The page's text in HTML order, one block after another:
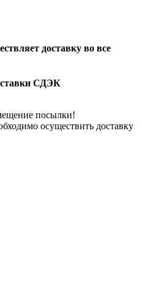
доставку во все
СДЭК
посылки!
осуществить доставку